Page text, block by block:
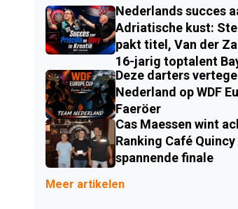
Nederlands succes
Adriatische kust:
pakt titel, Van der
16-jarig toptalent
Deze darters
Nederland op WDF
Faeröer
Cas Maessen wint
Ranking Café Quincy
spannende finale
Meer artikelen